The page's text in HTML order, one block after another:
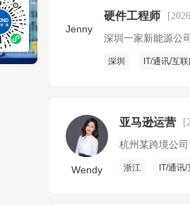
Jenny
硬件工程师
深圳一家新能源公
深圳 IT/通讯/互
Wendy
亚马逊运营
杭州某跨境公司
浙江 IT/通讯